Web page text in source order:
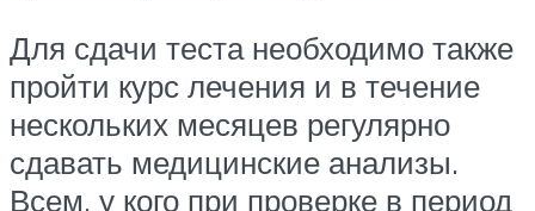
Для сдачи теста необходимо также
пройти курс лечения и в течение
нескольких месяцев регулярно
сдавать медицинские анализы.
Всем, у кого при проверке в период